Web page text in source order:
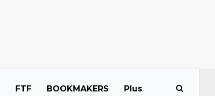
FTF BOOKMAKERS Plus